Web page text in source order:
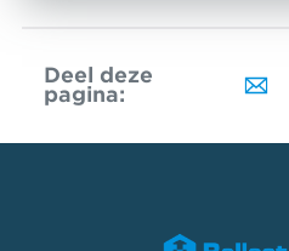
Deel deze
pagina: